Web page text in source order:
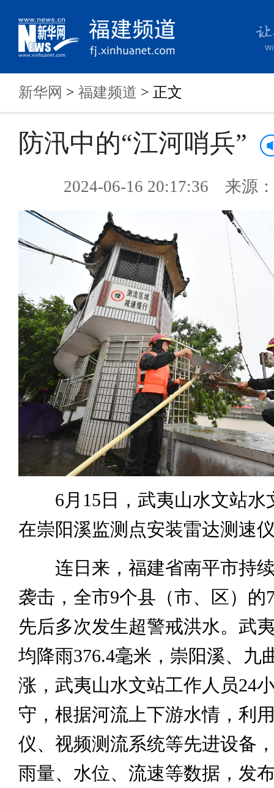
新华网 > 福建频道 > 正文
防汛中的“江河哨兵”
2024-06-16 20:17:36 来源
6月15日，武夷山水文站水
在崇阳溪监测点安装雷达测速
连日来，福建省南平市持续
袭击，全市9个县（市、区）的
先后多次发生超警戒洪水。武
均降雨376.4毫米，崇阳溪、九
涨，武夷山水文站工作人员24
守，根据河流上下游水情，利
仪、视频测流系统等先进设备
雨量、水位、流速等数据，发